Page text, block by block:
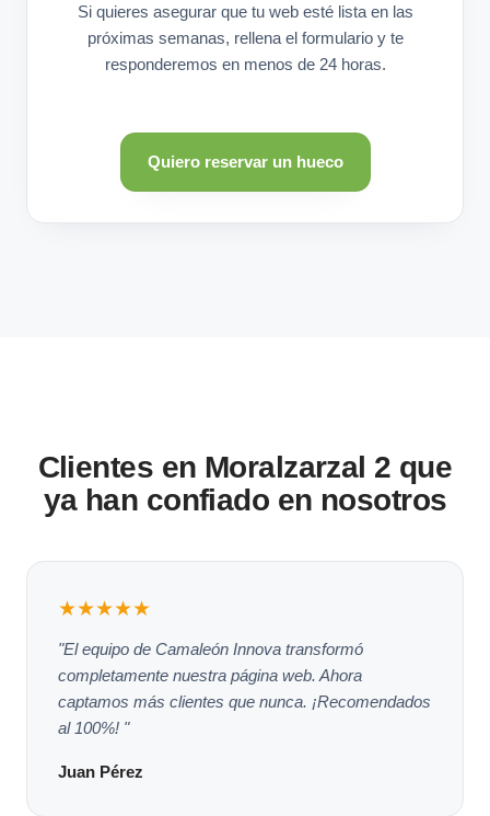
Si quieres asegurar que tu web esté lista en las
próximas semanas, rellena el formulario y te
responderemos en menos de 24 horas.
Quiero reservar un hueco
Clientes en Moralzarzal 2 que
ya han confiado en nosotros
★★★★★
"El equipo de Camaleón Innova transformó
completamente nuestra página web. Ahora
captamos más clientes que nunca. ¡Recomendados
al 100%! "
Juan Pérez